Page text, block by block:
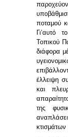
ποταμού
Γι’αυτό
Τοπικού
διάφορα
έλλειψη
και
της
κτισμάτων